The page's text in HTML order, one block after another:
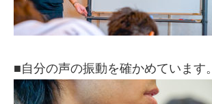
■自分の声の振動を確かめています。